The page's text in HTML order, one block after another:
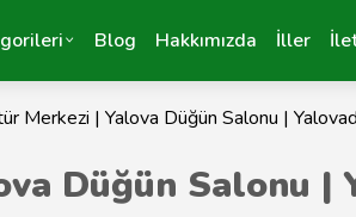
Blog Hakkımızda İller
Merkezi | Yalova Düğün Salonu |
Düğün Salonu |